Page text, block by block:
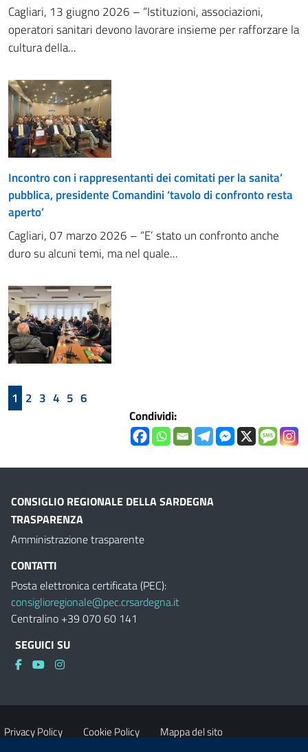
Cagliari, 13 giugno 2026 – “Istituzioni, associazioni,
operatori sanitari devono lavorare insieme per rafforzare la
cultura della...
Incontro con i rappresentanti dei comitati per la sanita’
pubblica, presidente Comandini ‘tavolo di confronto resta
aperto’
Cagliari, 07 marzo 2026 – “E’ stato un confronto anche
duro su alcuni temi, ma nel quale...
1 2 3 4 5 6
Condividi:
CONSIGLIO REGIONALE DELLA SARDEGNA
TRASPARENZA
Amministrazione trasparente
CONTATTI
Posta elettronica certificata (PEC):
consiglioregionale@pec.crsardegna.it
Centralino +39 070 60 141
SEGUICI SU
Privacy Policy Cookie Policy Mappa del sito